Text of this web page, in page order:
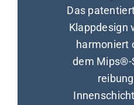
Das
Klappdesign
harmoniert
dem Mips®-